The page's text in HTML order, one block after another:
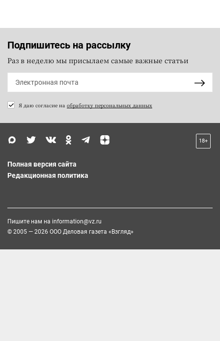
Подпишитесь на рассылку
Раз в неделю мы присылаем самые важные статьи
Я даю согласие на обработку персональных данных
18+
Полная версия сайта
Редакционная политика
Пишите нам на information@vz.ru
© 2005 — 2026 ООО Деловая газета «Взгляд»